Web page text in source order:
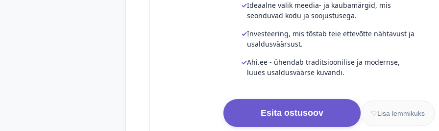
Ideaalne valik meedia- ja kaubamärgid, mis
seonduvad kodu ja soojustusega.
Investeering, mis tõstab teie ettevõtte nähtavust ja
usaldusväärsust.
Ahi.ee - ühendab traditsioonilise ja modernse,
luues usaldusväärse kuvandi.
Esita ostusoov ♡Lisa lemmikuks